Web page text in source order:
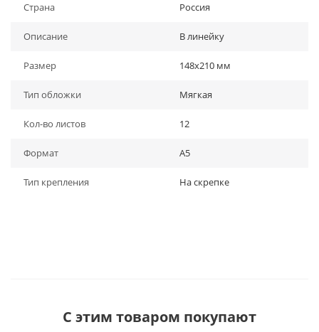
Страна Россия
Описание В линейку
Размер 148х210 мм
Тип обложки Мягкая
Кол-во листов 12
Формат A5
Тип крепления На скрепке
С этим товаром покупают